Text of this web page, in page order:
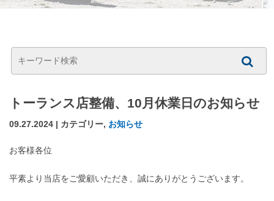
トーランス店整備、10月休業日のお知らせ
09.27.2024 | カテゴリー, お知らせ
お客様各位
平素より当店をご愛顧いただき、誠にありがとうございます。